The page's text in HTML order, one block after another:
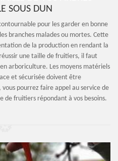
SOUS DUN
pour les garder en bonne
branches malades ou mortes. Cette
de la production en rendant la
une taille de fruitiers, il faut
arboriculture. Les moyens matériels
et sécurisée doivent être
vous pourrez faire appel au service de
de fruitiers répondant à vos besoins.